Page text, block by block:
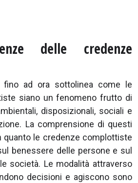
delle credenze
fino ad ora sottolinea come le
siano un fenomeno frutto di
disposizionali, sociali e
La comprensione di questi
quanto le credenze complottiste
benessere delle persone e sul
società. Le modalità attraverso
decisioni e agiscono sono